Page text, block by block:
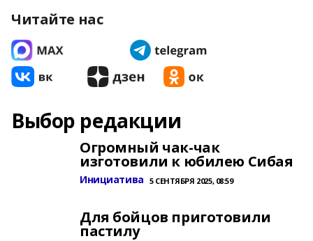
Читайте нас
Выбор редакции
Огромный чак-чак
изготовили к юбилею Сибая
Инициатива 5 СЕНТЯБРЯ 2025, 08:59
Для бойцов приготовили
пастилу